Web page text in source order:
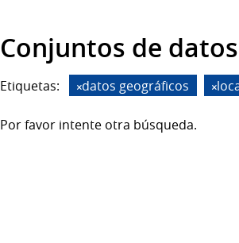
Conjuntos de
Etiquetas: datos geográficos
Por favor intente otra búsqueda.